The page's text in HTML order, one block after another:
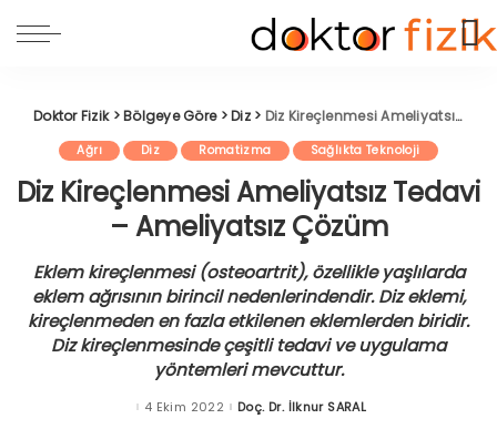
Doktor Fizik>Bölgeye Göre>Diz> Diz Kireçlenmesi Ameliyatsız Tedavi – Ameliyatsız Çözüm
Ağrı Diz Romatizma Sağlıkta Teknoloji
Diz Kireçlenmesi Ameliyatsız Tedavi
– Ameliyatsız Çözüm
Eklem kireçlenmesi (osteoartrit), özellikle yaşlılarda
eklem ağrısının birincil nedenlerindendir. Diz eklemi,
kireçlenmeden en fazla etkilenen eklemlerden biridir.
Diz kireçlenmesinde çeşitli tedavi ve uygulama
yöntemleri mevcuttur.
4 Ekim 2022 Posted
Doç. Dr. İlknur SARAL